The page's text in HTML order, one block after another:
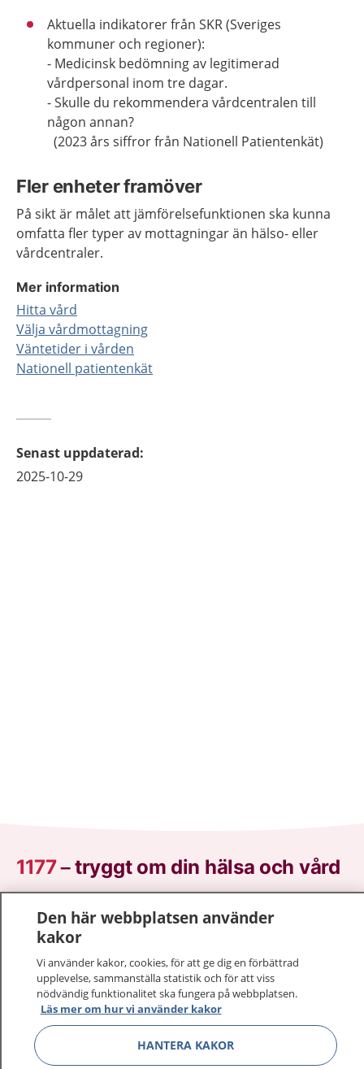
Aktuella indikatorer från SKR (Sveriges
kommuner och regioner):
- Medicinsk bedömning av legitimerad
vårdpersonal inom tre dagar.
- Skulle du rekommendera vårdcentralen till
någon annan?
(2023 års siffror från Nationell Patientenkät)
Fler enheter framöver
På sikt är målet att jämförelsefunktionen ska kunna
omfatta fler typer av mottagningar än hälso- eller
vårdcentraler.
Mer information
Hitta vård
Välja vårdmottagning
Väntetider i vården
Nationell patientenkät
Senast uppdaterad:
2025-10-29
1177–tryggt om din hälsa och vård
sjukdomar och vilka mottagningar du kan kontakta.
Logga in för att läsa din journal och göra dina
vårdärenden. Ring telefonnummer 1177 för
sjukvårdsrådgivning dygnet runt.
1177 ger dig råd när du vill må bättre.
Den här webbplatsen använder
kakor
Vi använder kakor, cookies, för att ge dig en förbättrad
upplevelse, sammanställa statistik och för att viss
nödvändig funktionalitet ska fungera på webbplatsen.
Läs mer om hur vi använder kakor
HANTERA KAKOR